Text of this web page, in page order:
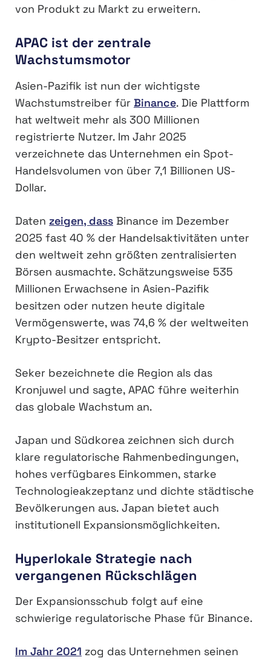
von Produkt zu Markt zu erweitern.
APAC ist der zentrale
Wachstumsmotor
Asien-Pazifik ist nun der wichtigste
Wachstumstreiber für Binance. Die Plattform
hat weltweit mehr als 300 Millionen
registrierte Nutzer. Im Jahr 2025
verzeichnete das Unternehmen ein Spot-
Handelsvolumen von über 7,1 Billionen US-
Dollar.
Daten zeigen, dass Binance im Dezember
2025 fast 40 % der Handelsaktivitäten unter
den weltweit zehn größten zentralisierten
Börsen ausmachte. Schätzungsweise 535
Millionen Erwachsene in Asien-Pazifik
besitzen oder nutzen heute digitale
Vermögenswerte, was 74,6 % der weltweiten
Krypto-Besitzer entspricht.
Seker bezeichnete die Region als das
Kronjuwel und sagte, APAC führe weiterhin
das globale Wachstum an.
Japan und Südkorea zeichnen sich durch
klare regulatorische Rahmenbedingungen,
hohes verfügbares Einkommen, starke
Technologieakzeptanz und dichte städtische
Bevölkerungen aus. Japan bietet auch
institutionell Expansionsmöglichkeiten.
Hyperlokale Strategie nach
vergangenen Rückschlägen
Der Expansionsschub folgt auf eine
schwierige regulatorische Phase für Binance.
Im Jahr 2021 zog das Unternehmen seinen